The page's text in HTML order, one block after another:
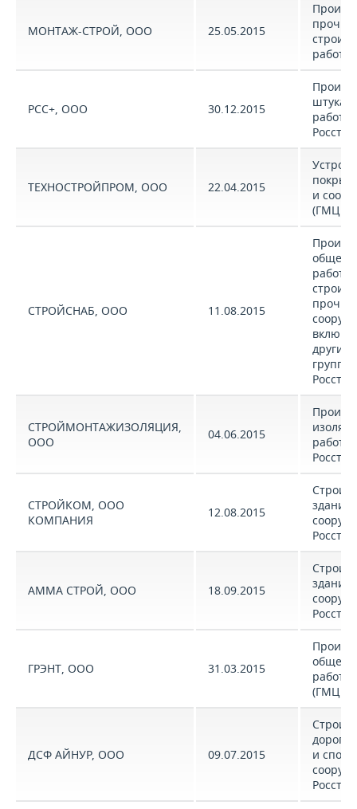
МОНТАЖ-СТРОЙ, ООО 25.05.2015
прочих
работ
РСС+, ООО 30.12.2015
работ
ТЕХНОСТРОЙПРОМ, ООО 22.04.2015
и
(ГМЦ
СТРОЙСНАБ, ООО 11.08.2015
работ
прочих
другие
СТРОЙМОНТАЖИЗОЛЯЦИЯ,
ООО
04.06.2015
работ
СТРОЙКОМ, ООО
КОМПАНИЯ
12.08.2015
зданий
АММА СТРОЙ, ООО 18.09.2015
зданий
ГРЭНТ, ООО 31.03.2015
работ
(ГМЦ
ДСФ АЙНУР, ООО 09.07.2015
дорог,
и